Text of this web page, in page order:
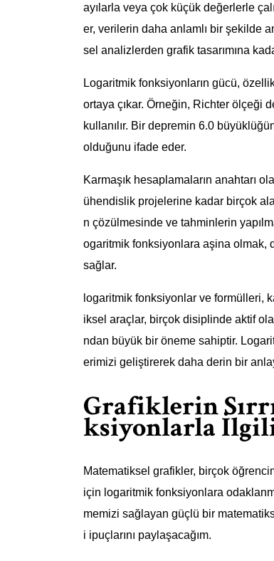
ayılarla veya çok küçük değerlerle
er, verilerin daha anlamlı bir şekilde
sel analizlerden grafik tasarımına
Logaritmik fonksiyonların gücü,
ortaya çıkar. Örneğin, Richter ölçeği
kullanılır. Bir depremin 6.0
olduğunu ifade eder.
Karmaşık hesaplamaların anahtarı
ühendislik projelerine kadar birçok
n çözülmesinde ve tahminlerin
ogaritmik fonksiyonlara aşina olmak,
sağlar.
logaritmik fonksiyonlar ve formülleri,
iksel araçlar, birçok disiplinde aktif
ndan büyük bir öneme sahiptir.
erimizi geliştirerek daha derin bir
Grafiklerin
ksiyonlarla
Matematiksel grafikler, birçok
için logaritmik fonksiyonlara
memizi sağlayan güçlü bir
i ipuçlarını paylaşacağım.